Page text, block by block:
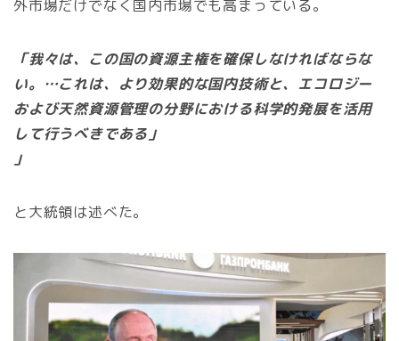
外市場だけでなく国内市場でも高まっている。
「我々は、この国の資源主権を確保しなければならな
い。…これは、より効果的な国内技術と、エコロジー
および天然資源管理の分野における科学的発展を活用
して行うべきである」
」
と大統領は述べた。